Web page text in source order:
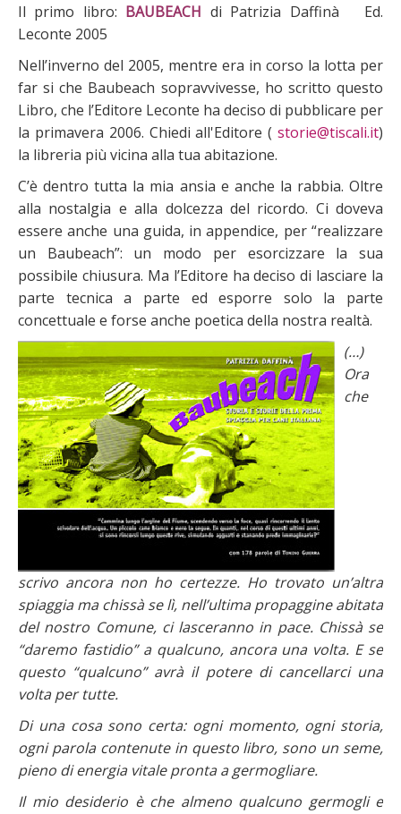
Il primo libro: BAUBEACH di Patrizia Daffinà Ed.
Leconte 2005
Nell’inverno del 2005, mentre era in corso la lotta per
far si che Baubeach sopravvivesse, ho scritto questo
Libro, che l’Editore Leconte ha deciso di pubblicare per
la primavera 2006. Chiedi all'Editore ( storie@tiscali.it)
la libreria più vicina alla tua abitazione.
C’è dentro tutta la mia ansia e anche la rabbia. Oltre
alla nostalgia e alla dolcezza del ricordo. Ci doveva
essere anche una guida, in appendice, per “realizzare
un Baubeach”: un modo per esorcizzare la sua
possibile chiusura. Ma l’Editore ha deciso di lasciare la
parte tecnica a parte ed esporre solo la parte
concettuale e forse anche poetica della nostra realtà.
(…)
Ora
che
scrivo ancora non ho certezze. Ho trovato un’altra
spiaggia ma chissà se lì, nell’ultima propaggine abitata
del nostro Comune, ci lasceranno in pace. Chissà se
“daremo fastidio” a qualcuno, ancora una volta. E se
questo “qualcuno” avrà il potere di cancellarci una
volta per tutte.
Di una cosa sono certa: ogni momento, ogni storia,
ogni parola contenute in questo libro, sono un seme,
pieno di energia vitale pronta a germogliare.
Il mio desiderio è che almeno qualcuno germogli e